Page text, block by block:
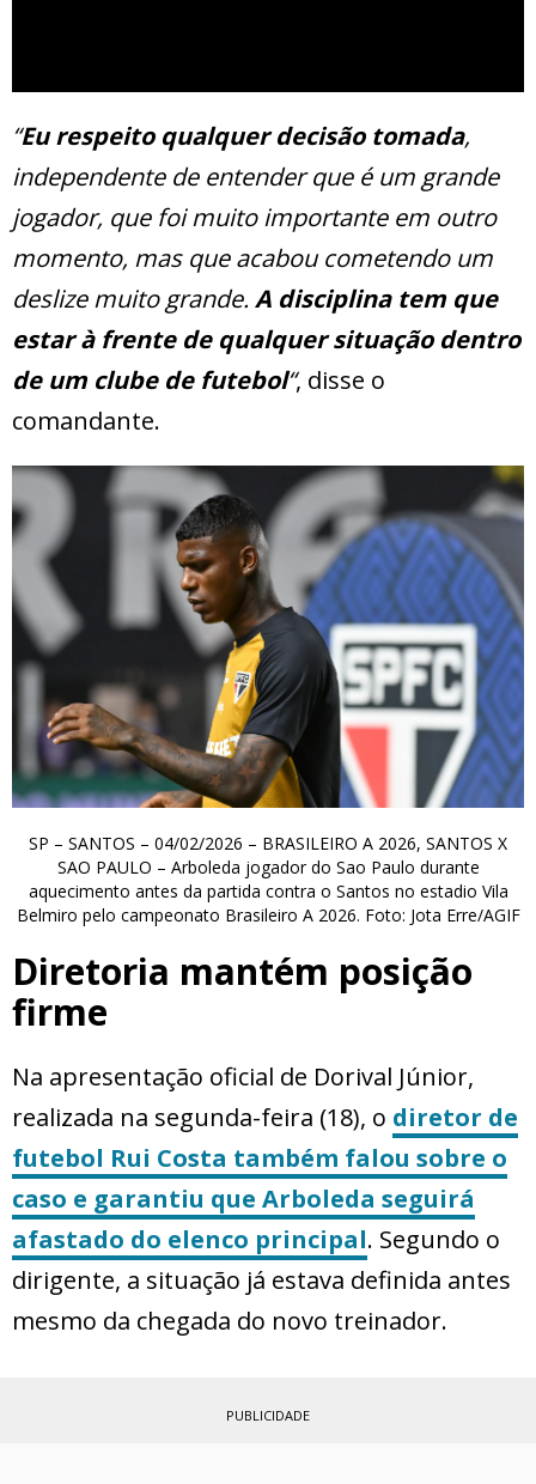
“Eu respeito qualquer decisão tomada,
independente de entender que é um grande
jogador, que foi muito importante em outro
momento, mas que acabou cometendo um
deslize muito grande. A disciplina tem que
estar à frente de qualquer situação dentro
de um clube de futebol“, disse o
comandante.
SP – SANTOS – 04/02/2026 – BRASILEIRO A 2026, SANTOS X
SAO PAULO – Arboleda jogador do Sao Paulo durante
aquecimento antes da partida contra o Santos no estadio Vila
Belmiro pelo campeonato Brasileiro A 2026. Foto: Jota Erre/AGIF
Diretoria mantém posição
firme
Na apresentação oficial de Dorival Júnior,
realizada na segunda-feira (18), o diretor de
futebol Rui Costa também falou sobre o
caso e garantiu que Arboleda seguirá
afastado do elenco principal. Segundo o
dirigente, a situação já estava definida antes
mesmo da chegada do novo treinador.
PUBLICIDADE